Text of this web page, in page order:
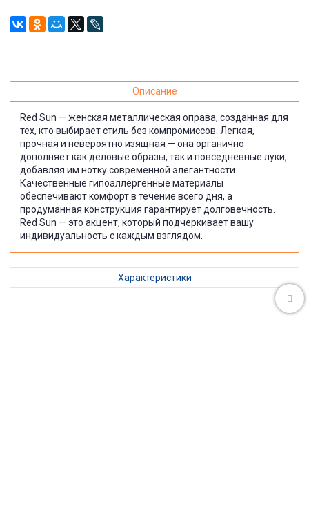
Описание
Red Sun — женская металлическая оправа, созданная для
тех, кто выбирает стиль без компромиссов. Легкая,
прочная и невероятно изящная — она органично
дополняет как деловые образы, так и повседневные луки,
добавляя им нотку современной элегантности.
Качественные гипоаллергенные материалы
обеспечивают комфорт в течение всего дня, а
продуманная конструкция гарантирует долговечность.
Red Sun — это акцент, который подчеркивает вашу
индивидуальность с каждым взглядом.
Характеристики